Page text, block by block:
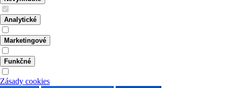
Analytické
Marketingové
Funkčné
Zásady cookies